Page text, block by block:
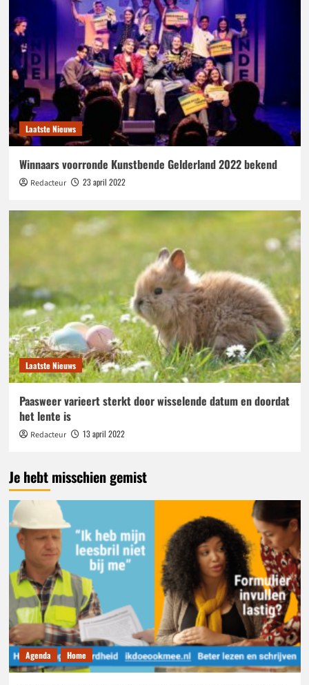
Laatste Nieuws
Winnaars voorronde Kunstbende Gelderland 2022 bekend
Redacteur 23 april 2022
Laatste Nieuws
Paasweer varieert sterkt door wisselende datum en doordat
het lente is
Redacteur 13 april 2022
Je hebt misschien gemist
Agenda Home